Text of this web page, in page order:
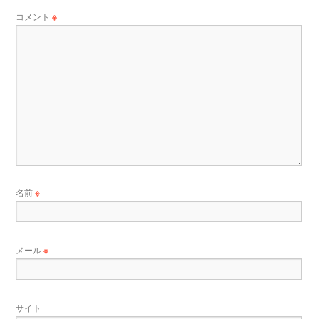
コメント※
名前※
メール※
サイト